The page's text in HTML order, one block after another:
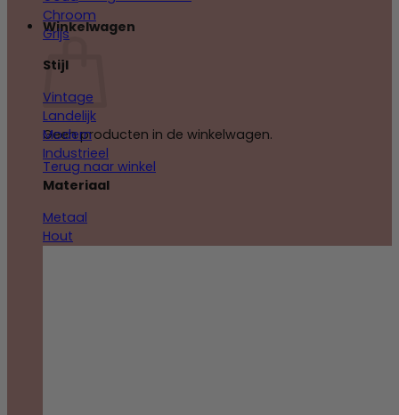
Winkelwagen
Geen producten in de winkelwagen.
Terug naar winkel
Chroom
Grijs
Stijl
Vintage
Landelijk
Modern
Industrieel
Materiaal
Metaal
Hout